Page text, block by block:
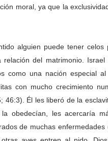
moral, ya que la
alguien puede tener
del matrimonio.
como una nación especial al
con mucho crecimiento
Él les liberó de la
obedecían, les acercaría
de muchas